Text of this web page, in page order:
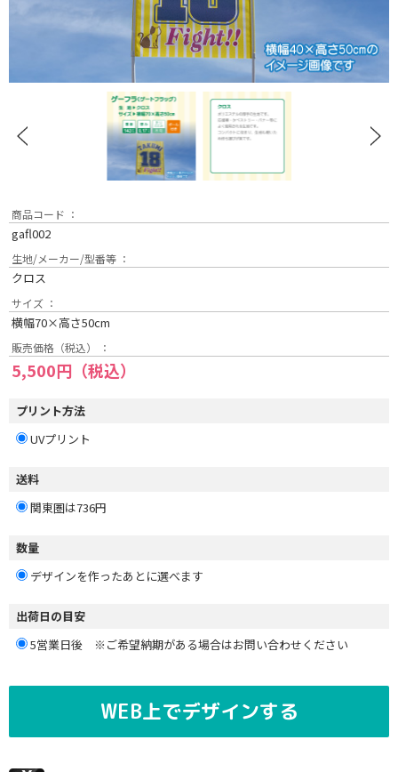
商品コード ：
gafl002
生地/メーカー/型番等 ：
クロス
サイズ ：
横幅70×高さ50cm
販売価格（税込） ：
5,500円（税込）
プリント方法
UVプリント
送料
関東圏は736円
数量
デザインを作ったあとに選べます
出荷日の目安
5営業日後 ※ご希望納期がある場合はお問い合わせください
WEB上でデザインする